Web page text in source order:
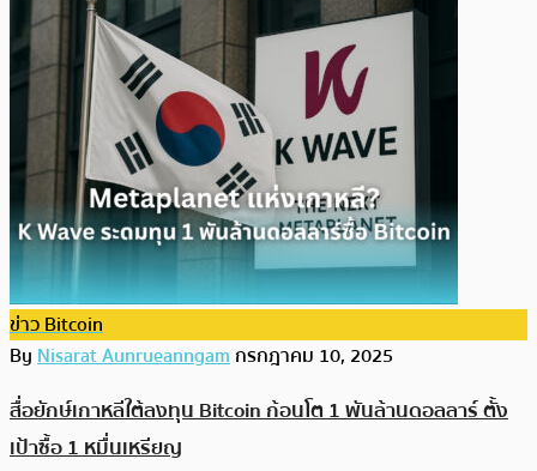
ข่าว Bitcoin
ByNisarat Aunrueanngamกรกฎาคม 10, 2025
สื่อยักษ์เกาหลีใต้ลงทุน Bitcoin ก้อนโต 1 พันล้านดอลลาร์ ตั้ง
เป้าซื้อ 1 หมื่นเหรียญ